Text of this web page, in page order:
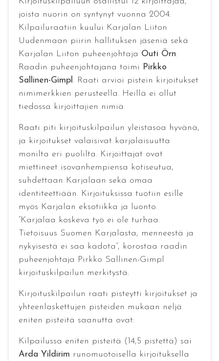
joista nuorin on syntynyt vuonna 2004.
Kilpailuraatiin kuului Karjalan Liiton
Uudenmaan piirin hallituksen jäseniä sekä
Karjalan Liiton puheenjohtaja Outi Örn.
Raadin puheenjohtajana toimi Pirkko
Sallinen-Gimpl. Raati arvioi pistein kirjoitukset
nimimerkkien perusteella. Heillä ei ollut
tiedossa kirjoittajien nimiä.
Raati piti kirjoituskilpailun yleistasoa hyvänä,
ja kirjoitukset valaisivat karjalaisuutta
monilta eri puolilta. Kirjoittajat ovat
miettineet isovanhempiensa kotiseutua,
suhdettaan Karjalaan sekä omaa
identiteettiään. Kirjoituksissa tuotiin esille
myös Karjalan eksotiikka ja luonto.
”Karjalaa koskeva työ ei ole turhaa.
Tietoisuus Suomen Karjalasta, menneestä ja
nykyisestä ei saa kadota”, korostaa raadin
puheenjohtaja Pirkko Sallinen-Gimpl
kirjoituskilpailun merkitystä.
Kirjoituskilpailun raati pisteytti kirjoitukset ja
yhteenlaskettujen pisteiden mukaan neljä
eniten pisteitä saanutta ovat:
Kilpailussa eniten pisteitä (14,5 pistettä) sai
Arda Yildirim runomuotoisella kirjoituksella